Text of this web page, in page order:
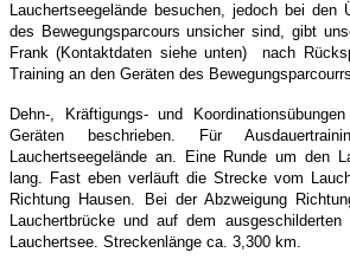
Lauchertseegelände besuchen, jedoch bei den
des Bewegungsparcours unsicher sind, gibt
Frank (Kontaktdaten siehe unten) nach
Training an den Geräten des
Dehn-, Kräftigungs- und
Geräten beschrieben. Für
Lauchertseegelände an. Eine Runde um den
lang. Fast eben verläuft die Strecke vom
Richtung Hausen. Bei der Abzweigung
Lauchertbrücke und auf dem
Lauchertsee. Streckenlänge ca. 3,300 km.